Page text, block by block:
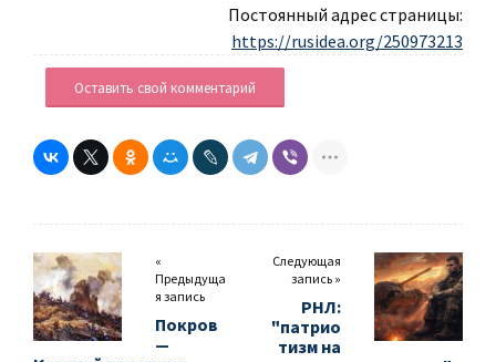
Постоянный адрес страницы:
https://rusidea.org/250973213
Оставить свой комментарий
«
Предыдуща
я запись
Покров
—
Следующая
запись »
РНЛ:
"патрио
тизм на